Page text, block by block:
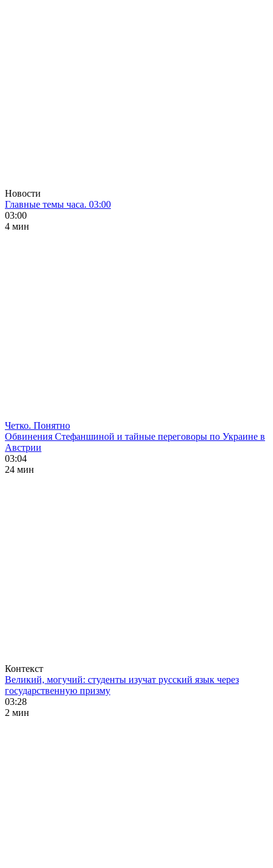
Новости
Главные темы часа. 03:00
03:00
4 мин
Четко. Понятно
Обвинения Стефаншиной и тайные переговоры по Украине в
Австрии
03:04
24 мин
Контекст
Великий, могучий: студенты изучат русский язык через
государственную призму
03:28
2 мин